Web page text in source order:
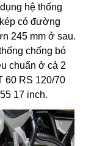
hệ thống
có đường
245 mm ở sau.
chống bó
chuẩn ở cả 2
60 RS 120/70
17 inch.